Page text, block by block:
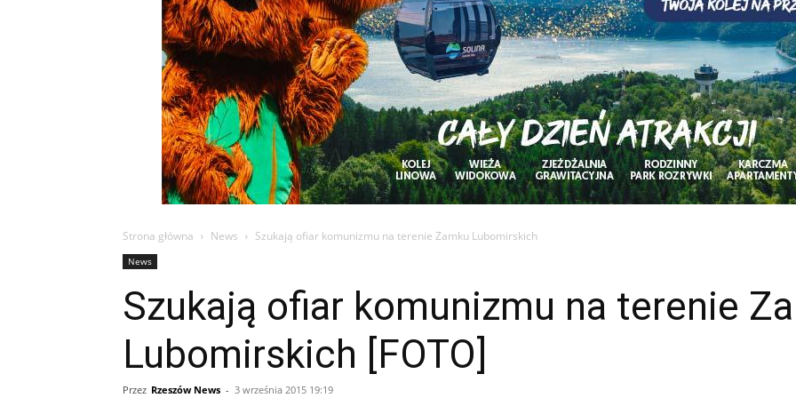
Strona główna News Szukają ofiar komunizmu na terenie Zamku Lubomirskich
News
Szukają ofiar komunizmu na terenie
Lubomirskich [FOTO]
Przez Rzeszów News - 3 września 2015 19:19